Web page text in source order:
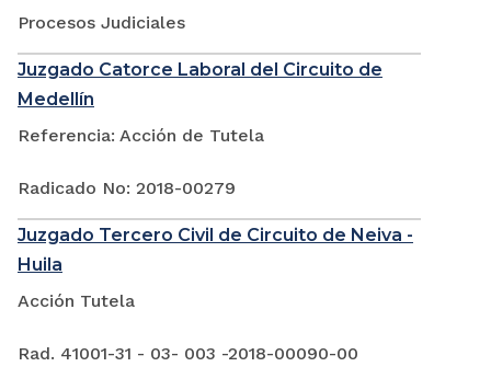
Procesos Judiciales
Juzgado Catorce Laboral del Circuito de
Medellín
Referencia: Acción de Tutela
Radicado No: 2018-00279
Juzgado Tercero Civil de Circuito de Neiva -
Huila
Acción Tutela
Rad. 41001-31 - 03- 003 -2018-00090-00